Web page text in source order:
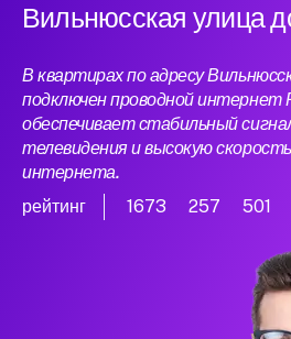
Вильнюсская улица
В квартирах по адресу
подключен проводной
обеспечивает стабильный
телевидения и высокую
интернета.
рейтинг
1673 257 501